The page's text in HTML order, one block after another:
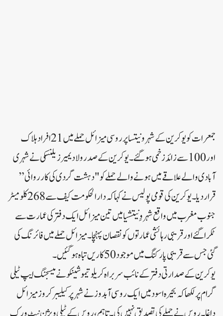
جمعرات کو یوکرین کے شہر ونیتسا پر روسی میزائل حملے میں 21 افراد ہلاک
اور 100 سے زائد زخمی ہو گئے۔یوکرین کے صدر ولادیمیر زیلنسکی نے شہری
آبادی والے علاقے میں ہونے والے حملے کو "دہشت گردی کی کارروائی”
قرار دیا۔یوکرین کی قومی پولیس نے کہا کہ دارالحکومت کیف سے 268 کلومیٹر
جنوب مغرب میں واقع شہر وِنیتشیا میں تین میزائل ایک دفتر کی عمارت سے
ٹکرا گئے اور قریبی رہائشی عمارتوں کو نقصان پہنچا۔میزائل حملے میں فائرنگ کی
گئی جس سے قریبی پارکنگ میں موجود 50 کاریں تباہ ہو گئیں۔
یوکرین کے صدارتی دفتر کے نائب سربراہ کریلو تیموشینکو نے میسجنگ ایپ ٹیلی
گرام پر لکھا کہ بحیرہ اسود میں ایک روسی آبدوز نے شہر پر کیلیبر کروز میزائل